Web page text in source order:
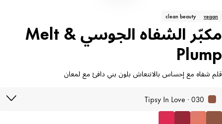
vegan
clean beauty
مكبّر الشفاه الجوسي Melt &
Plump
قلم شفاه مع إحساس بالانتعاش بلون بني دافئ مع لمعان
030 · Tipsy In Love